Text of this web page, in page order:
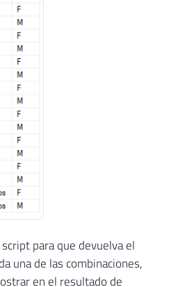
para que devuelva el
una de las combinaciones,
en el resultado de